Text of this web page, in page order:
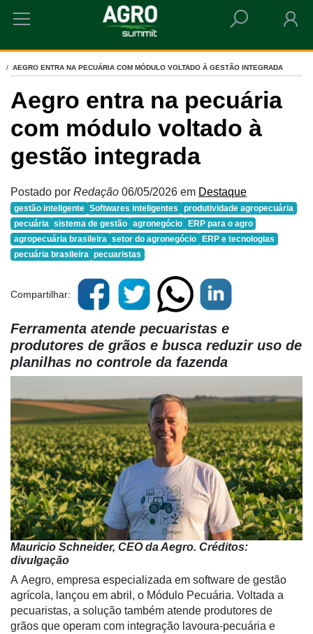
HOME
AEGRO ENTRA NA PECUÁRIA COM MÓDULO VOLTADO À GESTÃO INTEGRADA
Aegro entra na pecuária
com módulo voltado à
gestão integrada
Postado por Redação 06/05/2026 em Destaque
gestão inteligente Softwares inteligentes
produtividade agropecuária
pecuária sistema de gestão agronegócio
ERP para o agro
agropecuária brasileira setor do agronegócio
ERP e tecnologias
pecuária brasileira pecuaristas
Compartilhar:
Ferramenta atende pecuaristas e
produtores de grãos e busca reduzir uso de
planilhas no controle da fazenda
Mauricio Schneider, CEO da Aegro. Créditos:
divulgação
A Aegro, empresa especializada em software de gestão
agrícola, lançou em abril, o Módulo Pecuária. Voltada a
pecuaristas, a solução também atende produtores de
grãos que operam com integração lavoura-pecuária e